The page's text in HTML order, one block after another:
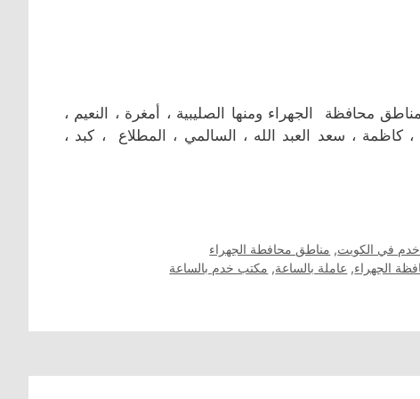
محافظة الجهراء ومنها الصليبية ، أمغرة ، النعيم ،
، كاظمة ، سعد العبد الله ، السالمي ، المطلاع ، كبد ،
في الكويت, مناطق محافطة الجهراء
الجهراء, عاملة بالساعة, مكتب خدم بالساعة